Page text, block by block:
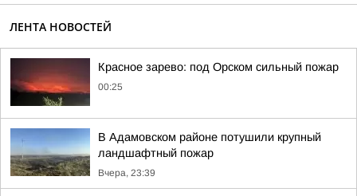
ЛЕНТА НОВОСТЕЙ
Красное зарево: под Орском сильный пожар
00:25
В Адамовском районе потушили крупный
ландшафтный пожар
Вчера, 23:39